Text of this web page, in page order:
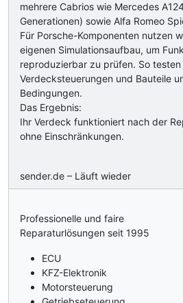
mehrere Cabrios wie Mercedes
Generationen) sowie Alfa Romeo
Für Porsche-Komponenten nutzen
eigenen Simulationsaufbau, um
reproduzierbar zu prüfen. So testen
Verdecksteuerungen und Bauteile
Bedingungen.
Das Ergebnis:
Ihr Verdeck funktioniert nach der
ohne Einschränkungen.
sender.de – Läuft wieder
Professionelle und faire
Reparaturlösungen seit 1995
ECU
KFZ-Elektronik
Motorsteuerung